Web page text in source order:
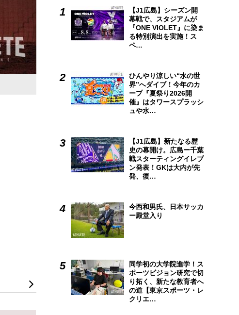
広島アスリートマガジン4月号は、いよいよ始動した新井
ちの哲学にもご注目ください！
【J1広島】シーズン開
幕戦で、スタジアムが
『ONE VIOLET』に染ま
る特別演出を実施！ス
ペ…
ひんやり涼しい“水の世
界”へダイブ！今年のカ
ープ『夏祭り2026開
催』はタワースプラッシ
ュや水…
【J1広島】新たなる歴
史の幕開け。広島ー千葉
戦スターティングイレブ
ン発表！GKは大内が先
発、復…
今西和男氏、日本サッカ
ー殿堂入り
同学初の大学院進学！ス
ポーツビジョン研究で切
り拓く、新たな教育者へ
の道【東京スポーツ・レ
クリエ…